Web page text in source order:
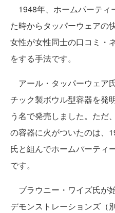
1948年、ホームパーティ
た時からタッパーウェアの
女性が女性同士の口コミ・
をする手法です。
アール・タッパーウェア
チック製ボウル型容器を発
う名で発売しました。ただ
の容器に火がついたのは、
氏と組んでホームパーティ
です。
ブラウニー・ワイズ氏が
デモンストレーションズ（